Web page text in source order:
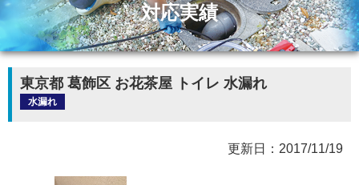
対応実績
東京都 葛飾区 お花茶屋 トイレ 水漏れ
水漏れ
更新日：2017/11/19